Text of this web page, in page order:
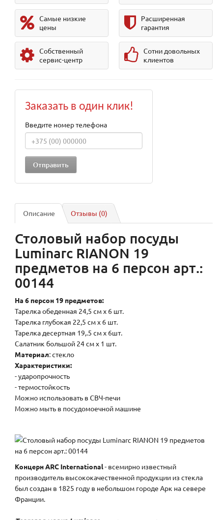
Самые низкие
цены
Расширенная
гарантия
Собственный
сервис-центр
Сотни довольных
клиентов
Заказать в один клик!
Введите номер телефона
Описание Отзывы (0)
Столовый набор посуды
Luminarc RIANON 19
предметов на 6 персон арт.:
00144
На 6 персон 19 предметов:
Тарелка обеденная 24,5 см х 6 шт.
Тарелка глубокая 22,5 см х 6 шт.
Тарелка десертная 19,.5 см х 6шт.
Салатник большой 24 см х 1 шт.
Материал: стекло
Характеристики:
- ударопрочность
- термостойкость
Можно использовать в СВЧ-печи
Можно мыть в посудомоечной машине
Концерн ARC International- всемирно известный
производитель высококачественной продукции из стекла
был создан в 1825 году в небольшом городе Арк на севере
Франции.